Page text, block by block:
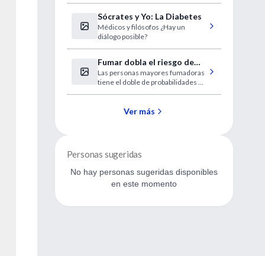
ayudar a predecir el riesgo de
ictus, tal como anuncia la
compañía fabricante diaDexus.
Sócrates y Yo: La Diabetes
Médicos y filósofos ¿Hay un
diálogo posible?
Fumar dobla el riesgo de
sufrir degeneración
macular
Las personas mayores fumadoras
tiene el doble de probabilidades de
no fumadoras, según un amplio
Ver más
Personas sugeridas
No hay personas sugeridas disponibles
en este momento